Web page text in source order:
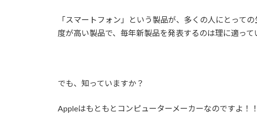
「スマートフォン」という製品が、多くの人にとって
度が高い製品で、毎年新製品を発表するのは理に適って
でも、知っていますか？
Appleはもともとコンピューターメーカーなのですよ！！